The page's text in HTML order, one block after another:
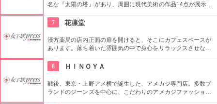
名な『太陽の塔』があり、周囲に現代美術の作品14点が展示さ
なギャップを感じるかは、実際に訪れたあなた次第です。
7 花凛堂
漢方薬局の店内正面の扉を開けると、そこにカフェスペースが
あります。落ち着いた雰囲気の中で身心をリラックスさせなが
漢方茶をブレンドしてもらえるカウンセリング漢方茶も用意。
季節ごとの体調管理に配慮した食材による薬膳ランチプレート
も好評です。
8 ＨＩＮＯＹＡ
戦後、東京・上野アメ横で誕生した、アメカジ専門店。多数ブ
ランドのジーンズを中心に、こだわりのアメカジファッション